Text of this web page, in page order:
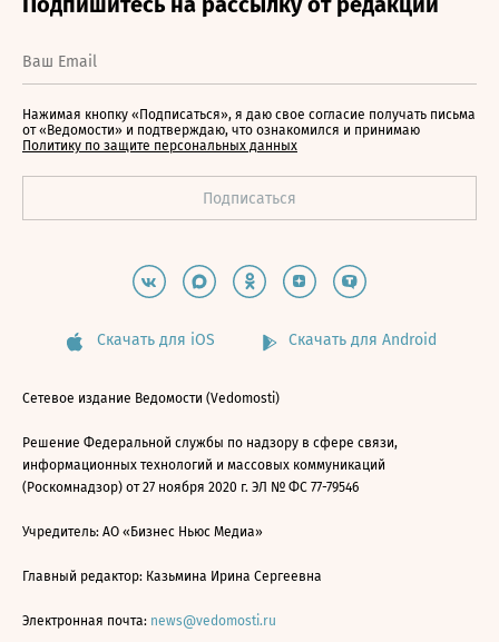
Нажимая кнопку «Подписаться», я даю свое согласие получать письма
от «Ведомости» и подтверждаю, что ознакомился и принимаю
Политику по защите персональных данных
Скачать для iOS Скачать для Android
Сетевое издание Ведомости (Vedomosti)
Решение Федеральной службы по надзору в сфере связи,
информационных технологий и массовых коммуникаций
(Роскомнадзор) от 27 ноября 2020 г. ЭЛ № ФС 77-79546
Учредитель: АО «Бизнес Ньюс Медиа»
Главный редактор: Казьмина Ирина Сергеевна
Электронная почта: news@vedomosti.ru